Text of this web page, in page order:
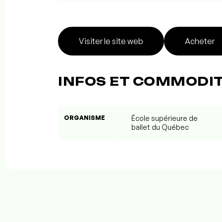
Visiter le site web Acheter
INFOS ET
ORGANISME
École supérieure de
ballet du Québec